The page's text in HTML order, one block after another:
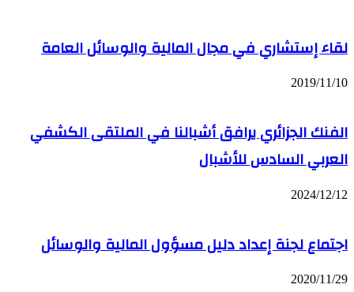
لقاء إستشاري في مجال المالية والوسائل العامة
2019/11/10
الفنك الجزائري يرافق أشبالنا في الملتقى الكشفي
العربي السادس للأشبال
2024/12/12
اجتماع لجنة إعداد دليل مسؤول المالية والوسائل
2020/11/29